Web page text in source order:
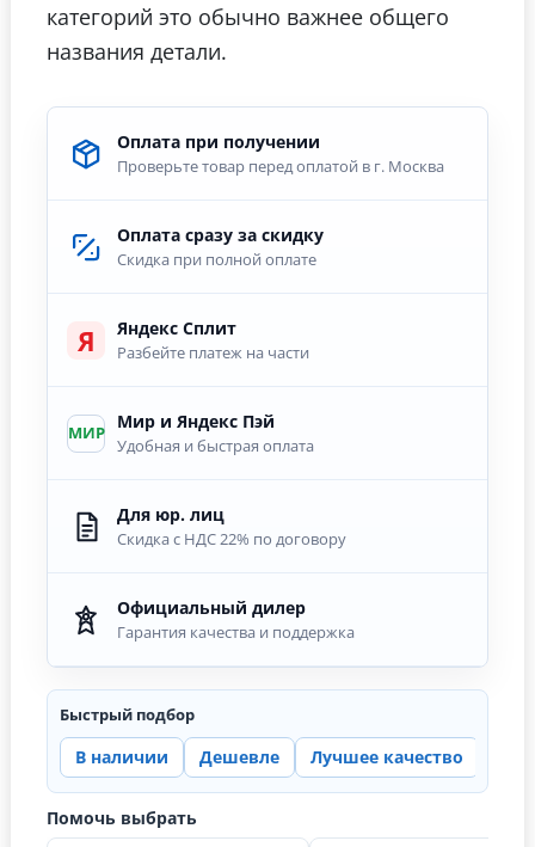
категорий это обычно важнее общего
названия детали.
Оплата при получении
Проверьте товар перед оплатой в г. Москва
Оплата сразу за скидку
Скидка при полной оплате
Я Яндекс Сплит
Разбейте платеж на части
МИР
Мир и Яндекс Пэй
Удобная и быстрая оплата
Для юр. лиц
Скидка с НДС 22% по договору
Официальный дилер
Гарантия качества и поддержка
Быстрый подбор
В наличии Дешевле Лучшее качество
Помочь выбрать